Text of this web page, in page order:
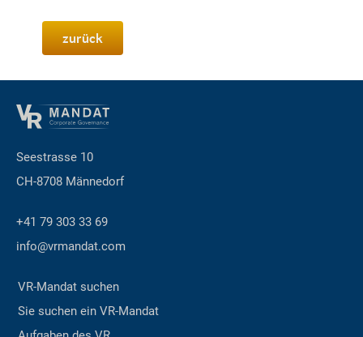
zurück
Seestrasse 10
CH-8708 Männedorf
+41 79 303 33 69
info@vrmandat.com
VR-Mandat suchen
Sie suchen ein VR-Mandat